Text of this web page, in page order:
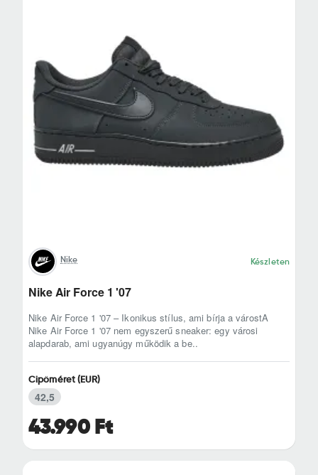
Nike Készleten
Nike Air Force 1 '07
Nike Air Force 1 '07 – Ikonikus stílus, ami bírja a várostA
Nike Air Force 1 '07 nem egyszerű sneaker: egy városi
alapdarab, ami ugyanúgy működik a be..
43.990 Ft
Cipőméret (EUR)
42,5